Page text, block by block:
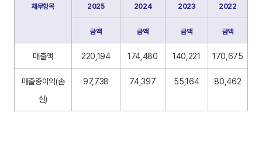
재무항목 2025 2024 2023 2022
금액 금액 금액 금액
매출액 220,194 174,480 140,221 170,675
매출총이익(손
실)
97,738 74,397 55,164 80,462